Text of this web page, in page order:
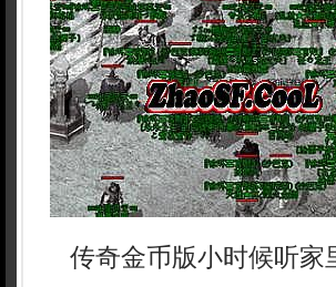
传奇金币版小时候听家